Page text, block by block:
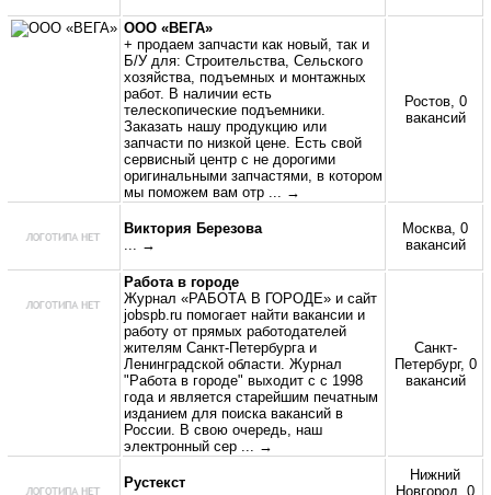
ООО «ВЕГА»
+ продаем запчасти как новый, так и
Б/У для: Строительства, Сельского
хозяйства, подъемных и монтажных
работ. В наличии есть
телескопические подъемники.
Заказать нашу продукцию или
запчасти по низкой цене. Есть свой
сервисный центр с не дорогими
оригинальными запчастями, в котором
мы поможем вам отр
... →
Ростов, 0
вакансий
Виктория Березова
... →
Москва, 0
вакансий
Работа в городе
Журнал «РАБОТА В ГОРОДЕ» и сайт
jobspb.ru помогает найти вакансии и
работу от прямых работодателей
жителям Санкт-Петербурга и
Ленинградской области. Журнал
"Работа в городе" выходит с с 1998
года и является старейшим печатным
изданием для поиска вакансий в
России. В свою очередь, наш
электронный сер
... →
Санкт-
Петербург, 0
вакансий
Рустекст
Нижний
Новгород, 0